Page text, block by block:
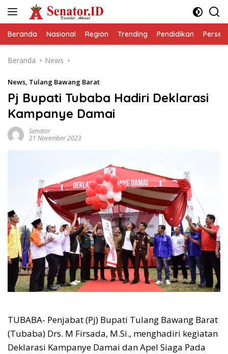
Beranda Nasional Region Trending Pendidikan
Beranda News
News, Tulang Bawang Barat
Pj Bupati Tubaba Hadiri Deklarasi
Kampanye Damai
Senator
21 November 2023
TUBABA- Penjabat (Pj) Bupati Tulang Bawang Barat
(Tubaba) Drs. M Firsada, M.Si., menghadiri kegiatan
Deklarasi Kampanye Damai dan Apel Siaga Pada